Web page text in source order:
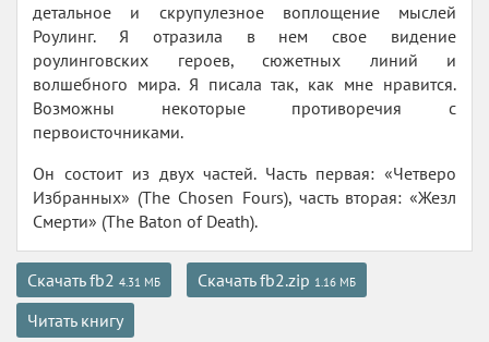
детальное и скрупулезное воплощение мыслей
Роулинг. Я отразила в нем свое видение
роулинговских героев, сюжетных линий и
волшебного мира. Я писала так, как мне нравится.
Возможны некоторые противоречия с
первоисточниками.
Он состоит из двух частей. Часть первая: «Четверо
Избранных» (The Chosen Fours), часть вторая: «Жезл
Смерти» (The Baton of Death).
Скачать fb2 4.31 МБ Скачать fb2.zip 1.16 МБ
Читать книгу